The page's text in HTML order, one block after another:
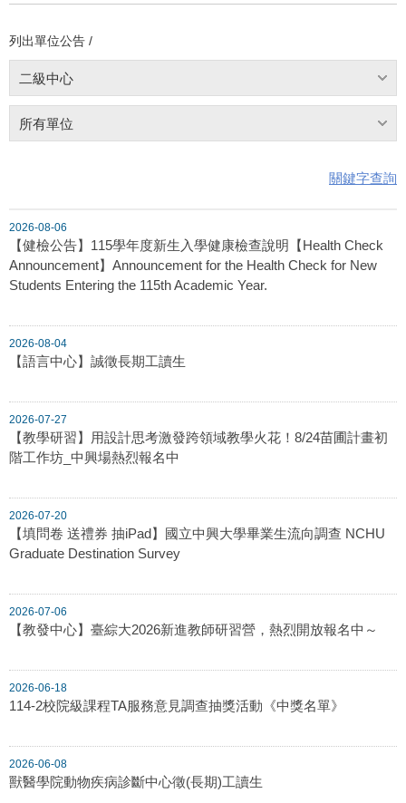
列出單位公告 /
二級中心
所有單位
關鍵字查詢
2026-08-06
【健檢公告】115學年度新生入學健康檢查說明【Health Check
Announcement】Announcement for the Health Check for New
Students Entering the 115th Academic Year.
2026-08-04
【語言中心】誠徵長期工讀生
2026-07-27
【教學研習】用設計思考激發跨領域教學火花！8/24苗圃計畫初
階工作坊_中興場熱烈報名中
2026-07-20
【填問卷 送禮券 抽iPad】國立中興大學畢業生流向調查 NCHU
Graduate Destination Survey
2026-07-06
【教發中心】臺綜大2026新進教師研習營，熱烈開放報名中～
2026-06-18
114-2校院級課程TA服務意見調查抽獎活動《中獎名單》
2026-06-08
獸醫學院動物疾病診斷中心徵(長期)工讀生